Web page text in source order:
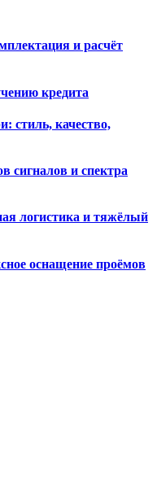
и расчёт
кредита
стиль, качество,
сигналов и спектра
логистика и тяжёлый
оснащение проёмов